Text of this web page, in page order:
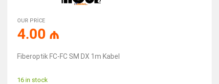
OUR PRICE
4.00 ₼
Fiberoptik FC-FC SM DX 1m Kabel
16 in stock